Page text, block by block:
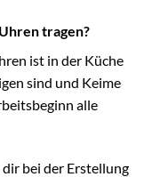
tragen?
ist in der Küche
sind und Keime
alle
bei der Erstellung